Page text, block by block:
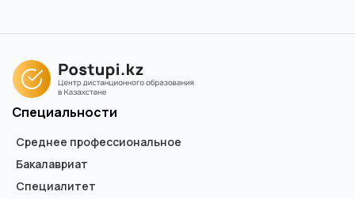
Специальности
Среднее профессиональное
Бакалавриат
Специалитет